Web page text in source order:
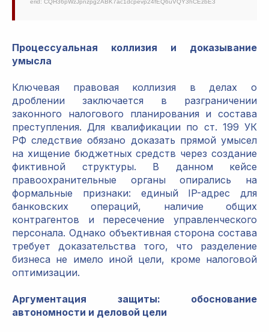
erid: CQH36pWzJpnzpg2ABK7ac1dcpevp24fEQ6uVQY3hCEzbE3
Процессуальная коллизия и доказывание
умысла
Ключевая правовая коллизия в делах о
дроблении заключается в разграничении
законного налогового планирования и состава
преступления. Для квалификации по ст. 199 УК
РФ следствие обязано доказать прямой умысел
на хищение бюджетных средств через создание
фиктивной структуры. В данном кейсе
правоохранительные органы опирались на
формальные признаки: единый IP-адрес для
банковских операций, наличие общих
контрагентов и пересечение управленческого
персонала. Однако объективная сторона состава
требует доказательства того, что разделение
бизнеса не имело иной цели, кроме налоговой
оптимизации.
Аргументация защиты: обоснование
автономности и деловой цели